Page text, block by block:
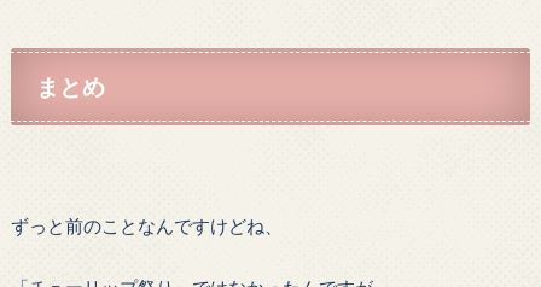
まとめ
ずっと前のことなんですけどね、